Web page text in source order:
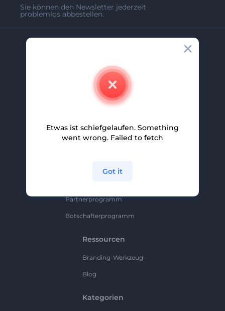
Sie können den Newsletter jederzeit
problemlos abbestellen.
Partnerprogramm
Partnerprogramm
Botschafterprogramm
Ressourcen
Branding-Werkzeug
Blog
Kategorien
Etwas ist schiefgelaufen. Something
went wrong. Failed to fetch
Got it